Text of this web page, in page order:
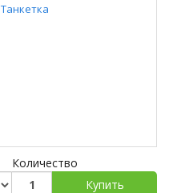
Танкетка
Количество
Купить